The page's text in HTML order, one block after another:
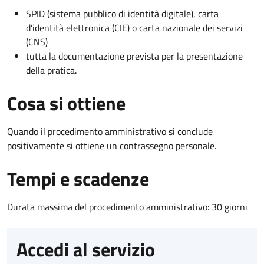
SPID (sistema pubblico di identità digitale), carta
d’identità elettronica (CIE) o carta nazionale dei servizi
(CNS)
tutta la documentazione prevista per la presentazione
della pratica.
Cosa si ottiene
Quando il procedimento amministrativo si conclude
positivamente si ottiene un contrassegno personale.
Tempi e scadenze
Durata massima del procedimento amministrativo: 30 giorni
Accedi al servizio